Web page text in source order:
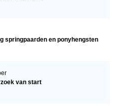
springpaarden en ponyhengsten
van start